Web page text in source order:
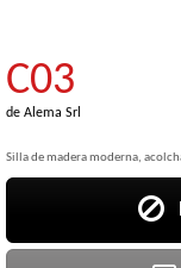
C03
de Alema Srl
Silla de madera moderna,